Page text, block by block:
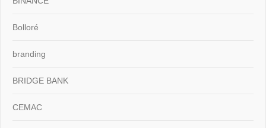
Bolloré
branding
BRIDGE BANK
CEMAC